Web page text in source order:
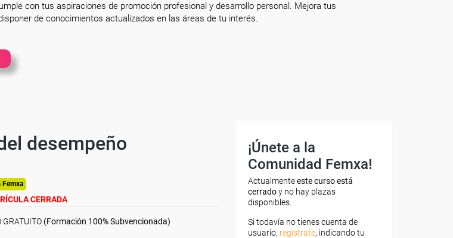
con tus aspiraciones de promoción profesional y desarrollo personal. Mejora tus
de conocimientos actualizados en las áreas de tu interés.
desempeño
Femxa
CERRADA
GRATUITO (Formación 100% Subvencionada)
¡Únete a la
Comunidad Femxa!
Actualmenteeste curso está
cerradoy no hay plazas
disponibles.
Si todavía no tienes cuenta de
usuario, regístrate, indicando tu